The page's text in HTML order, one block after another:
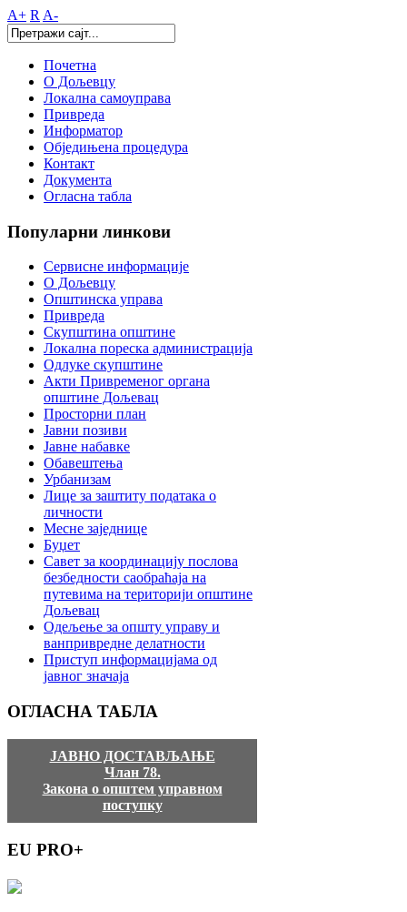
A+ R A-
Почетна
О Дољевцу
Локална самоуправа
Привреда
Информатор
Обједињена процедура
Контакт
Документа
Огласна табла
Популарни линкови
Сервисне информације
О Дољевцу
Општинска управа
Привреда
Скупштина општине
Локална пореска администрација
Одлуке скупштине
Акти Привременог органа
општине Дољевац
Просторни план
Јавни позиви
Јавне набавке
Обавештења
Урбанизам
Лице за заштиту података о
личности
Месне заједнице
Буџет
Савет за координацију послова
безбедности саобраћаја на
путевима на територији општине
Дољевац
Одељење за општу управу и
ванпривредне делатности
Приступ информацијама од
јавног значаја
ОГЛАСНА ТАБЛА
ЈАВНО ДОСТАВЉАЊЕ
Члан 78.
Закона о општем управном
поступку
EU PRO+